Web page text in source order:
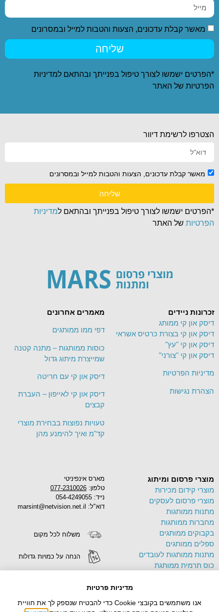
מאשר קבלת עדכונים, הצעות והטבות למייל ובמסרונים
שליחה
*הפרטים ישמשו לצורך טיפול בפנייתך ובהתאם למדיניות
הפרטיות של האתר
מארס אינפיניטי
טלפון: 077-2310026
נייד: 054-4249055
דוא"ל: marsint@netvision.net.il
משלוח לכל מקום
הנחה על כמויות גדולות
מוצרי פרסום ומיתוג
מוצרי קידום מכירות
מוצרי פרסום לעסקים
מתנות ממותגות
מחברות ממותגות
בקבוקים ממותגים
ספלים ממותגים
מתנות ממותגות לעובדים
כוס תרמית ממותגת
עטים ממותגים
מאמרים אחרונים
דפי ממו ממותגים
כוסות ממותגות – מתנה קטנה
שמייצרת מיתוג גדול
דיסק און קי עם חריטה
דיסק און קי לאייפון – העברת
קבצים
טעויות נפוצות בבחירת מוצרי
קד"מ ואיך להימנע מהן
זכרונות ניידים
דיסק און קי ממותג
דיסק און קי בצורת כרטיס אשראי
דיסק און קי "עץ"
דיסק און קי "צורני"
מדיניות הפרטיות
הצהרת נגישות
הצטרפו לרשימת דיוור
מאשר קבלת עדכונים, הצעות והטבות למייל ובמסרונים
שליחה
*הפרטים ישמשו לצורך טיפול בפנייתך ובהתאם למדיניות
הפרטיות של האתר
מדיניות פרטיות
אנו משתמשים בקובצי Cookie כדי להבטיח שנספק לך את חוויית